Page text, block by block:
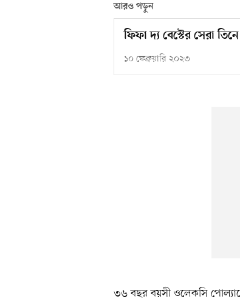
আরও পড়ুন
ফিফা দ্য বেস্টের সেরা
১০ ফেব্রুয়ারি ২০২৩
৩৬ বছর বয়সী ওলেকসি